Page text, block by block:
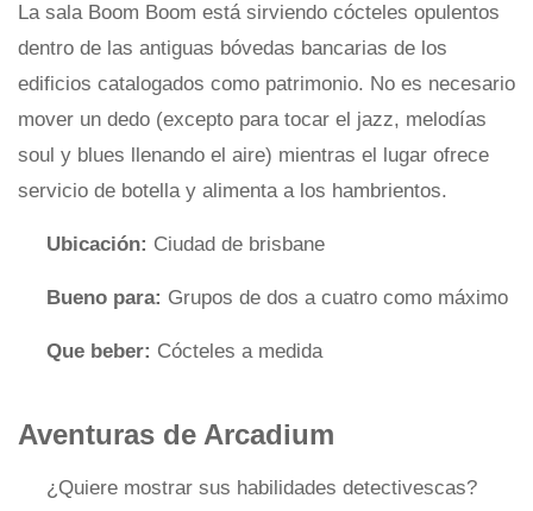
La sala Boom Boom está sirviendo cócteles opulentos
dentro de las antiguas bóvedas bancarias de los
edificios catalogados como patrimonio. No es necesario
mover un dedo (excepto para tocar el jazz, melodías
soul y blues llenando el aire) mientras el lugar ofrece
servicio de botella y alimenta a los hambrientos.
Ubicación: Ciudad de brisbane
Bueno para: Grupos de dos a cuatro como máximo
Que beber: Cócteles a medida
Aventuras de Arcadium
¿Quiere mostrar sus habilidades detectivescas?